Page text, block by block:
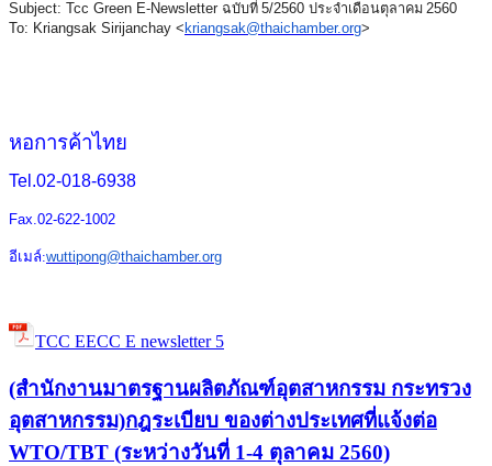
Subject: Tcc Green E-Newsletter ฉบับที่ 5/2560 ประจำเดือนตุลาคม 2560
To: Kriangsak Sirijanchay < kriangsak@thaichamber.org>
หอการค้าไทย
Tel.02-018-6938
Fax.02-622-1002
อีเมล์:wuttipong@thaichamber.org
TCC EECC E newsletter 5
(สำนักงานมาตรฐานผลิตภัณฑ์อุตสาหกรรม กระทรวง
อุตสาหกรรม)กฎระเบียบ ของต่างประเทศที่แจ้งต่อ
WTO/TBT (ระหว่างวันที่ 1-4 ตุลาคม 2560)